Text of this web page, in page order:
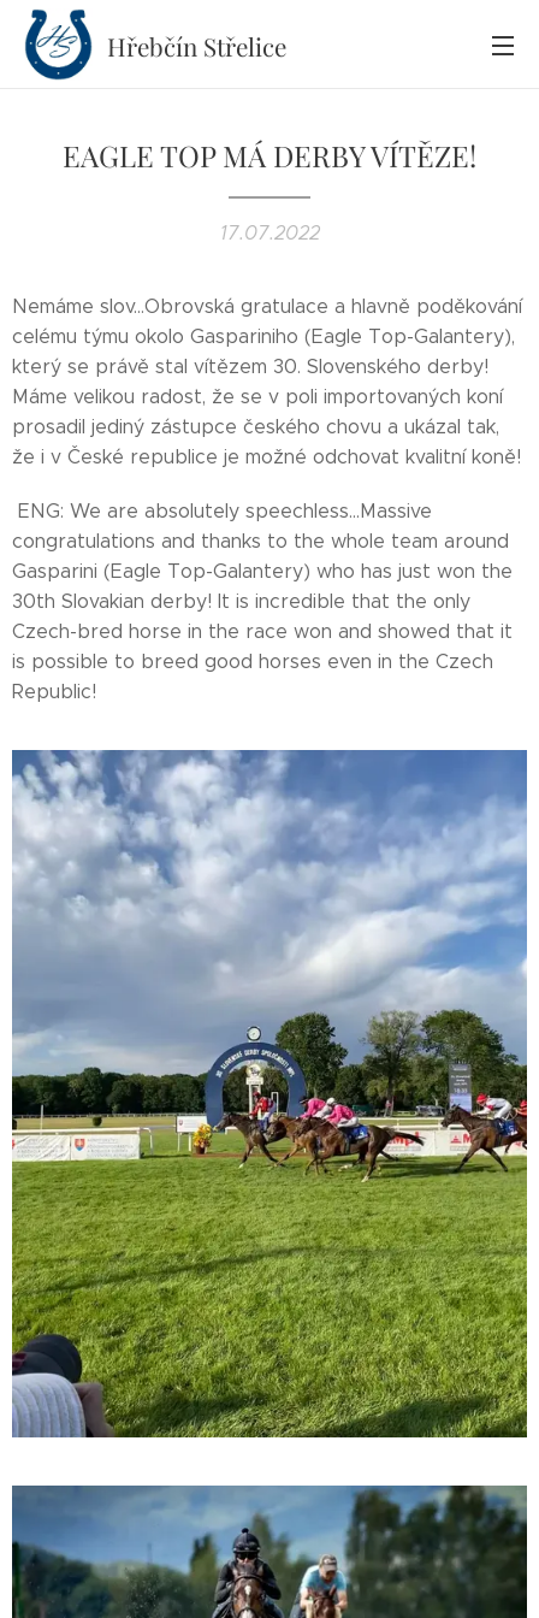
Hřebčín Střelice
EAGLE TOP MÁ DERBY VÍTĚZE!
17.07.2022
Nemáme slov...Obrovská gratulace a hlavně poděkování
celému týmu okolo Gaspariniho (Eagle Top-Galantery),
který se právě stal vítězem 30. Slovenského derby!
Máme velikou radost, že se v poli importovaných koní
prosadil jediný zástupce českého chovu a ukázal tak,
že i v České republice je možné odchovat kvalitní koně!
ENG: We are absolutely speechless...Massive
congratulations and thanks to the whole team around
Gasparini (Eagle Top-Galantery) who has just won the
30th Slovakian derby! It is incredible that the only
Czech-bred horse in the race won and showed that it
is possible to breed good horses even in the Czech
Republic!